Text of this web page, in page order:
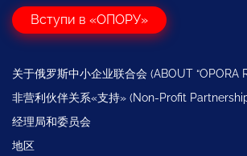
Вступи в «ОПОРУ»
关于俄罗斯中小企业联合会 (ABOUT “OPORA
非营利伙伴关系«支持» (Non-Profit Partnership
经理局和委员会
地区